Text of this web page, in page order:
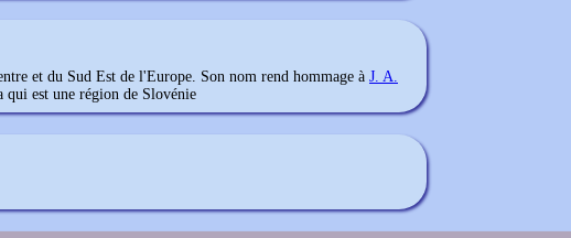
et du Sud Est de l'Europe. Son nom rend hommage à J. A.
qui est une région de Slovénie